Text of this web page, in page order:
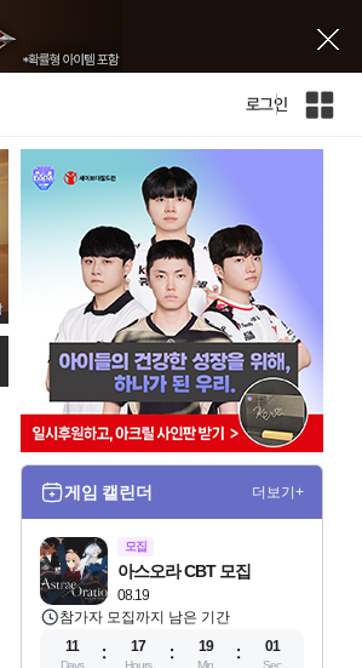
로그인
인
게임 캘린더 더보기+
모집
08.19
아스오라 CBT 모집
참가자 모집까지 남은 기간
11
Days
17
Hours
18
Min
59
Sec